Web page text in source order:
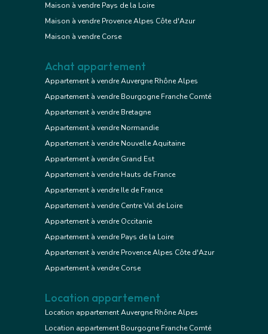
Maison à vendre Pays de la Loire
Maison à vendre Provence Alpes Côte d'Azur
Maison à vendre Corse
Achat appartement
Appartement à vendre Auvergne Rhône Alpes
Appartement à vendre Bourgogne Franche Comté
Appartement à vendre Bretagne
Appartement à vendre Normandie
Appartement à vendre Nouvelle Aquitaine
Appartement à vendre Grand Est
Appartement à vendre Hauts de France
Appartement à vendre Ile de France
Appartement à vendre Centre Val de Loire
Appartement à vendre Occitanie
Appartement à vendre Pays de la Loire
Appartement à vendre Provence Alpes Côte d'Azur
Appartement à vendre Corse
Location appartement
Location appartement Auvergne Rhône Alpes
Location appartement Bourgogne Franche Comté